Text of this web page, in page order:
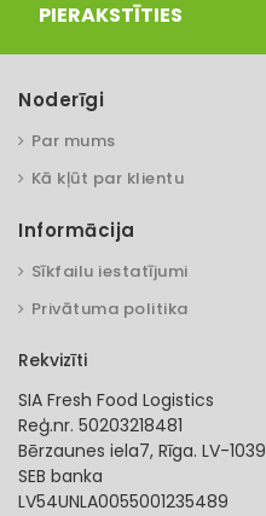
PIERAKSTĪTIES
Noderīgi
Par mums
Kā kļūt par klientu
Informācija
Sīkfailu iestatījumi
Privātuma politika
Rekvizīti
SIA Fresh Food Logistics
Reģ.nr. 50203218481
Bērzaunes iela7, Rīga. LV-1039
SEB banka
LV54UNLA0055001235489